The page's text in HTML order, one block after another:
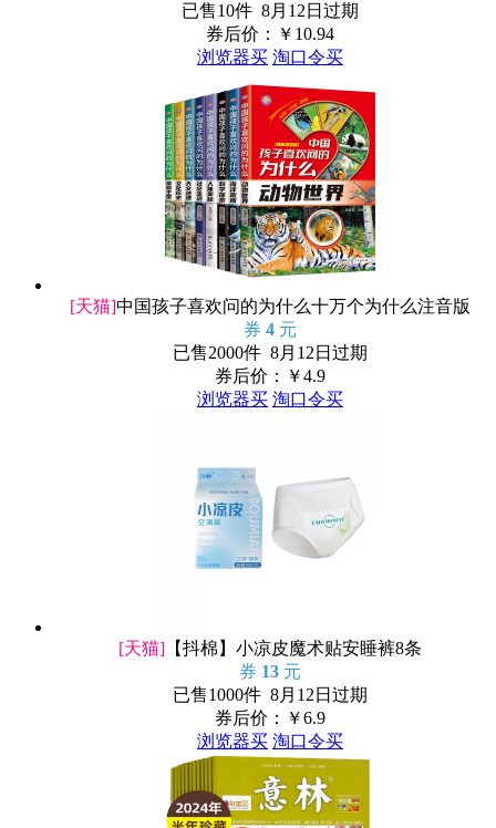
已售10件 8月12日过期
券后价：￥ 10.94
浏览器买 淘口令买
[天猫]中国孩子喜欢问的为什么十万个为什么注音版
券 4 元
已售2000件 8月12日过期
券后价：￥4.9
浏览器买 淘口令买
[天猫] 【抖棉】小凉皮魔术贴安睡裤8条
券 13 元
已售1000件 8月12日过期
券后价：￥6.9
浏览器买 淘口令买